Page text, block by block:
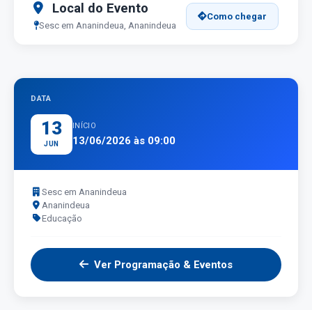
Local do Evento
Sesc em Ananindeua, Ananindeua
Como chegar
DATA
13
JUN
INÍCIO
13/06/2026 às 09:00
Sesc em Ananindeua
Ananindeua
Educação
Ver Programação & Eventos